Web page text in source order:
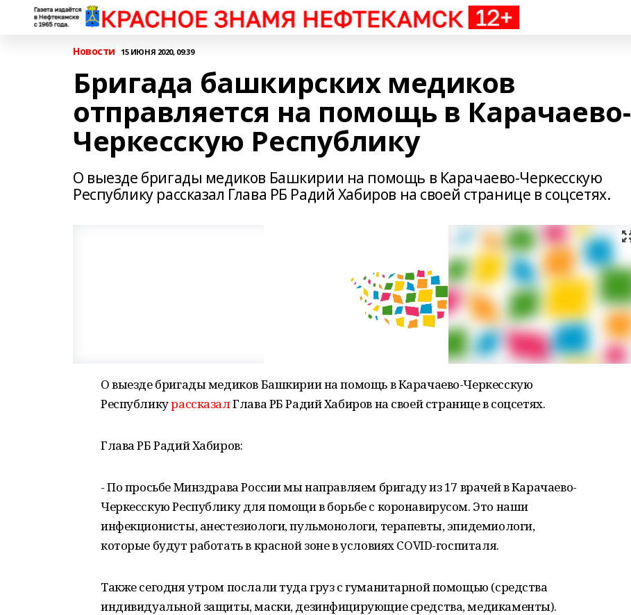
Новости 15 ИЮНЯ 2020, 09:39
Бригада башкирских медиков
отправляется на помощь в Карачаево-
Черкесскую Республику
О выезде бригады медиков Башкирии на помощь в Карачаево-Черкесскую
Республику рассказал Глава РБ Радий Хабиров на своей странице в соцсетях.
О выезде бригады медиков Башкирии на помощь в Карачаево-Черкесскую
РеспубликурассказалГлава РБ Радий Хабиров на своей странице в соцсетях.
Глава РБ Радий Хабиров:
- По просьбе Минздрава России мы направляем бригаду из 17 врачей в Карачаево-
Черкесскую Республику для помощи в борьбе с коронавирусом. Это наши
инфекционисты, анестезиологи, пульмонологи, терапевты, эпидемиологи,
которые будут работать в красной зоне в условиях COVID-госпиталя.
Также сегодня утром послали туда груз с гуманитарной помощью (средства
индивидуальной защиты, маски, дезинфицирующие средства, медикаменты).